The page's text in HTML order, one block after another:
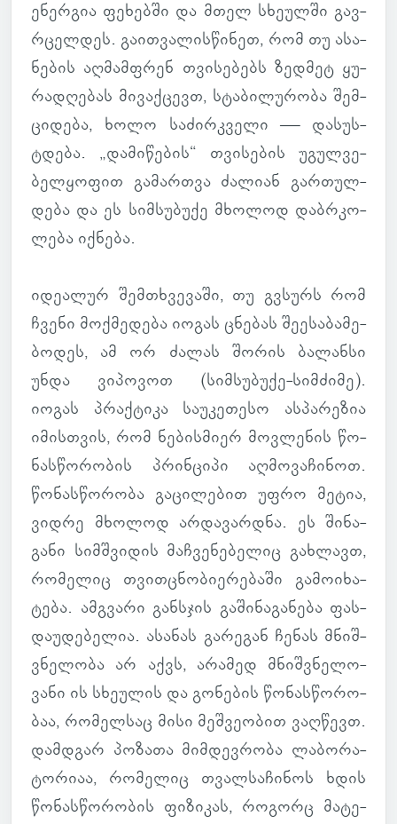
ენერ­გია ფე­ხებში და მთელ სხე­ულში გავ­
რცელ­დეს. გა­ით­ვა­ლის­წი­ნეთ, რომ თუ ასა­
ნე­ბის აღ­მამფრენ თვი­სე­ბებს ზედ­მეტ ყუ­
რა­დღე­ბას მი­ვაქ­ცევთ, სტა­ბი­ლუ­რობა შემ­
ცი­დება, ხოლო სა­ძირ­კველი — და­სუს­
ტდება. „და­მი­წე­ბის“ თვი­სე­ბის უგულ­ვე­
ბელ­ყო­ფით გა­მარ­თვა ძა­ლიან გარ­თულ­
დება და ეს სიმ­სუ­ბუქე მხო­ლოდ დაბ­რკო­
ლება იქ­ნება.
იდე­ა­ლურ შემ­თხვე­ვაში, თუ გვსურს რომ
ჩვენი მოქ­მე­დება იოგას ცნე­ბას შე­ე­სა­ბა­მე­
ბო­დეს, ამ ორ ძალას შორის ბა­ლანსი
უნდა ვი­პო­ვოთ (სიმ­სუ­ბუქე-სიმ­ძიმე).
იოგას პრაქ­ტიკა სა­უ­კე­თესო ას­პა­რე­ზია
იმის­თვის, რომ ნე­ბის­მიერ მოვ­ლე­ნის წო­
ნას­წო­რო­ბის პრინ­ციპი აღ­მო­ვა­ჩი­ნოთ.
წო­ნას­წო­რობა გა­ცი­ლე­ბით უფრო მეტია,
ვიდრე მხო­ლოდ არ­და­ვარ­დნა. ეს ში­ნა­
განი სიმ­შვი­დის მაჩ­ვე­ნე­ბე­ლიც გახ­ლავთ,
რო­მე­ლიც თვით­ცნო­ბი­ე­რე­ბაში გა­მო­ი­ხა­
ტება. ამ­გვარი გან­სჯის გა­ში­ნა­გა­ნება ფას­
და­უ­დე­ბე­ლია. ასა­ნას გა­რე­გან ჩენას მნიშ­
ვნე­ლობა არ აქვს, არა­მედ მნიშ­ვნე­ლო­
ვანი ის სხე­უ­ლის და გო­ნე­ბის წო­ნას­წო­რო­
ბაა, რო­მელ­საც მისი მეშ­ვე­ო­ბით ვაღ­წევთ.
დამ­დგარ პო­ზათა მიმ­დევ­რობა ლა­ბო­რა­
ტო­რიაა, რო­მე­ლიც თვალ­სა­ჩი­ნოს ხდის
წო­ნას­წო­რო­ბის ფი­ზი­კას, რო­გორც მა­ტე­